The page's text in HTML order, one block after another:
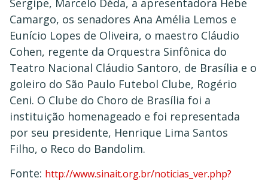
Sergipe, Marcelo Déda, a apresentadora Hebe
Camargo, os senadores Ana Amélia Lemos e
Eunício Lopes de Oliveira, o maestro Cláudio
Cohen, regente da Orquestra Sinfônica do
Teatro Nacional Cláudio Santoro, de Brasília e o
goleiro do São Paulo Futebol Clube, Rogério
Ceni. O Clube do Choro de Brasília foi a
instituição homenageado e foi representada
por seu presidente, Henrique Lima Santos
Filho, o Reco do Bandolim.
Fonte: http://www.sinait.org.br/noticias_ver.php?